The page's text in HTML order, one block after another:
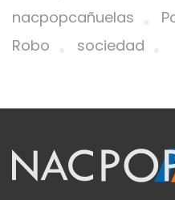
nacpopcañuelas
Robo
sociedad